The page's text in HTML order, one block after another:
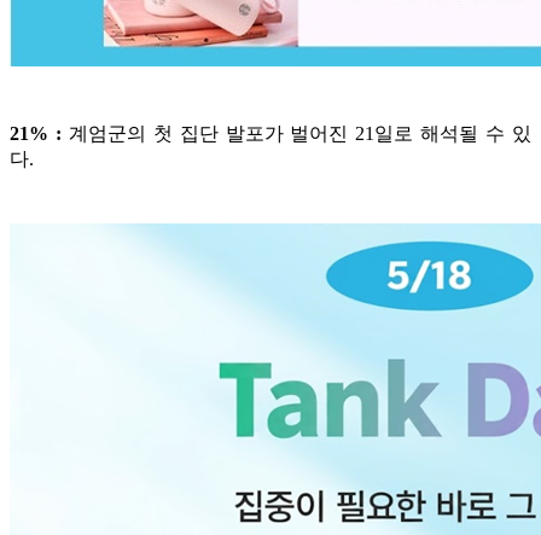
21% : 계엄군의 첫 집단 발포가 벌어진 21일로 해석될 수 있
다.